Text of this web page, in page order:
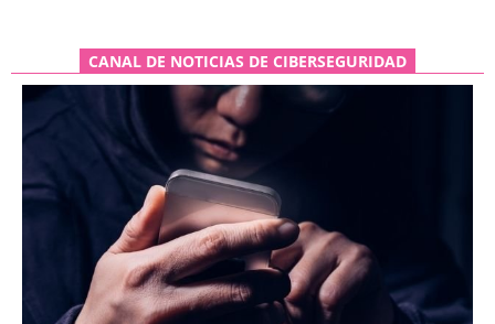
CANAL DE NOTICIAS DE CIBERSEGURIDAD